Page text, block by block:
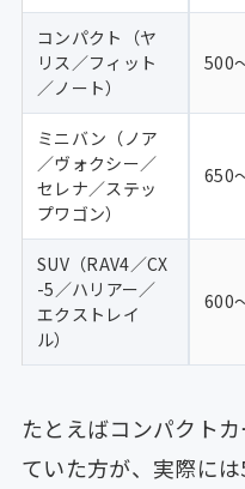
コンパクト（ヤ
リス／フィット
／ノート）
500
ミニバン（ノア
／ヴォクシー／
セレナ／ステッ
プワゴン）
650
SUV（RAV4／CX
-5／ハリアー／
エクストレイ
ル）
600
たとえばコンパクト
ていた方が、実際に